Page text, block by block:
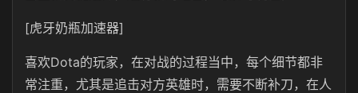
[虎牙奶瓶加速器]
喜欢Dota的玩家，在对战的过程当中，每个细节都非
常注重，尤其是追击对方英雄时，需要不断补刀，在人